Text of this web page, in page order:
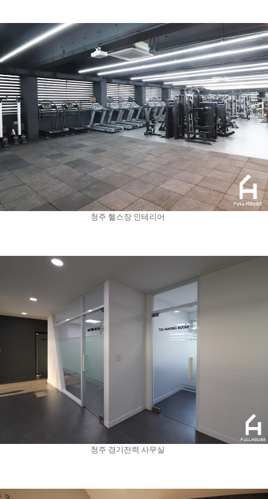
청주 헬스장 인테리어
청주 경기전력 사무실